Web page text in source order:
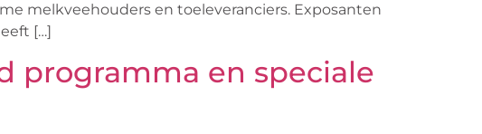
melkveehouders en toeleveranciers. Exposanten
[…]
programma en speciale